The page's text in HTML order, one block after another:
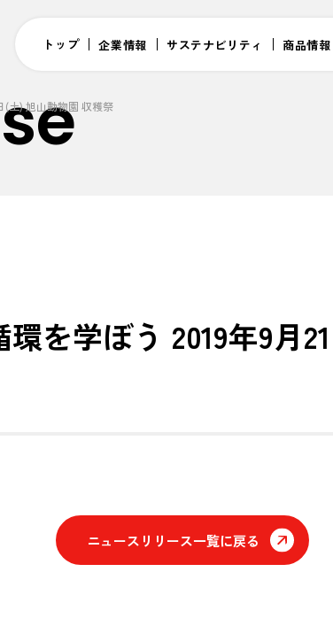
トップ 企業情報 サステナビリティ 商品情報
(土) 旭山動物園 収穫祭
を学ぼう 2019年9月
ニュースリリース一覧に戻る